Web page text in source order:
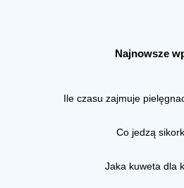
Najnowsze
Ile czasu zajmuje
Co jedzą
Jaka kuweta dla